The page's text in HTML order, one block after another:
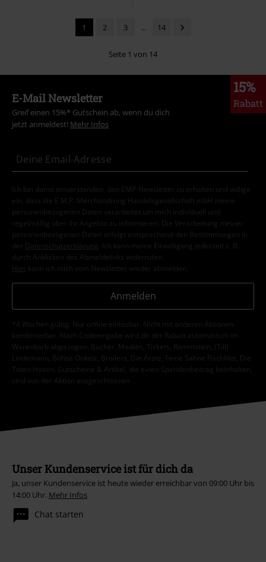
1 2 3 ... 14
Seite 1 von 14
15%
Rabatt
E-Mail Newsletter
Greif einen 15%* Gutschein ab, wenn du dich
jetzt anmeldest! Mehr Infos
Ich bin damit einverstanden, den EMP-Newsletter zu erhalten und willige
ein, dass die E.M.P. Merchandising Handelsgesellschaft mbH meine
personenbezogenen Daten verarbeitet um mich individuell und
regelmäßig über ihr Angebot zu informieren. Die Verarbeitung meiner
personenbezogenen Daten erfolgt entsprechend den Bestimmungen in
der
Datenschutzerklärung
. Ich kann meine Einwilligung jederzeit z. B.
durch Anklicken des Abmeldelinks widerrufen.
Hier kann ich mich vom Newsletter wieder abmelden.
Anmelden
*4 Wochen gültig. Nur online einlösbar. Nicht mit anderen Aktionen
kombinierbar. Nach Codeeingabe wird dir der Rabatt automatisch im
Warenkorb abgezogen. Bücher, Medien, Tickets, Rammstein, (Till)
Lindemann, Böhse Onkelz, Broilers, Die Ärzte, Feine Sahne Fischfilet, Die
Toten Hosen, Gutscheine & Artikel, die einen Spendenbeitrag beinhalten,
sind von der Aktion ausgeschlossen.
Unser Kundenservice ist für dich da
Ja, unser Kundenservice ist heute wieder erreichbar von 09:00 Uhr bis
14:00 Uhr. Mehr Infos
Chat starten